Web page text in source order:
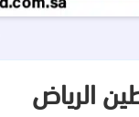
الرياض